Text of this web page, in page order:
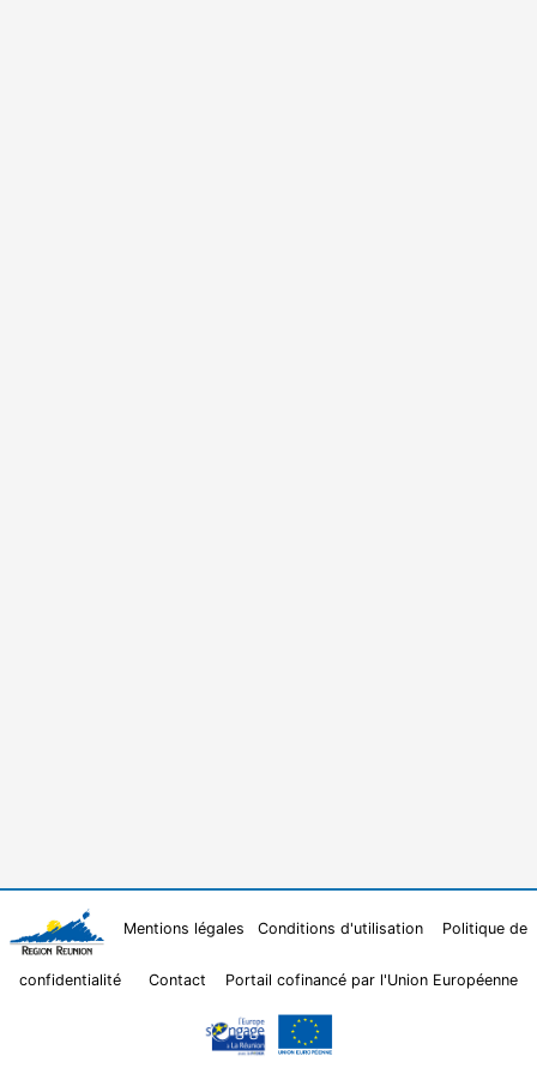
Mentions légales Conditions d'utilisation Politique de
confidentialité Contact Portail cofinancé par l'Union Européenne